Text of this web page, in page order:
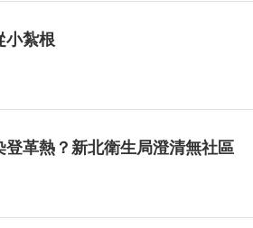
小紮根
登革熱？新北衛生局澄清無社區